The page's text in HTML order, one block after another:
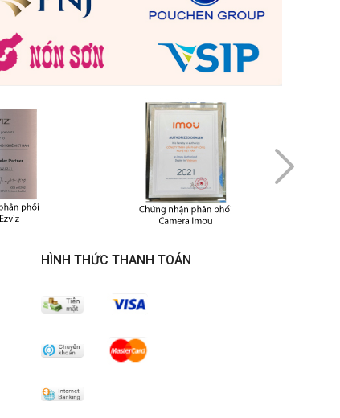
HÌNH THỨC THANH TOÁN